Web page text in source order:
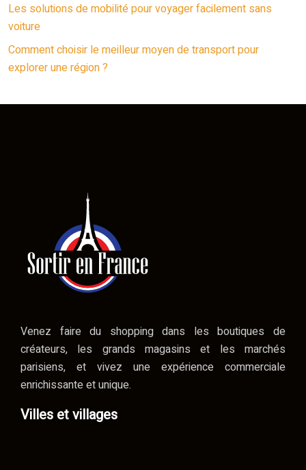
Les solutions de mobilité pour voyager facilement sans
voiture
Comment choisir le meilleur moyen de transport pour
explorer une région ?
Venez faire du shopping dans les boutiques de
créateurs, les grands magasins et les marchés
parisiens, et vivez une expérience commerciale
enrichissante et unique.
Villes et villages